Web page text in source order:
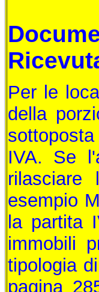
Per le
della
IVA. Se
rilasciare
esempio
la partita
immobili
tipologia
pagina